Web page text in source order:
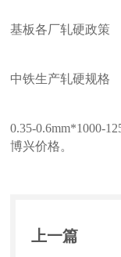
基板各厂轧硬政策
中铁生产轧硬规格
0.35-0.6mm*1000-
博兴价格。
上一篇